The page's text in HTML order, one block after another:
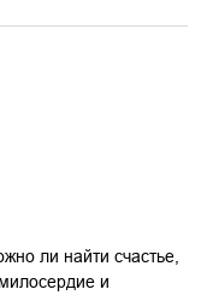
ли найти счастье,
и